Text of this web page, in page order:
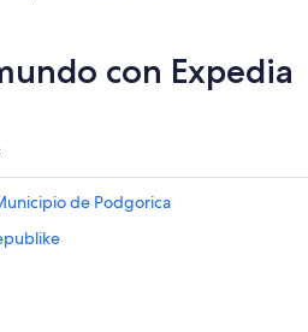
con Expedia
de Podgorica